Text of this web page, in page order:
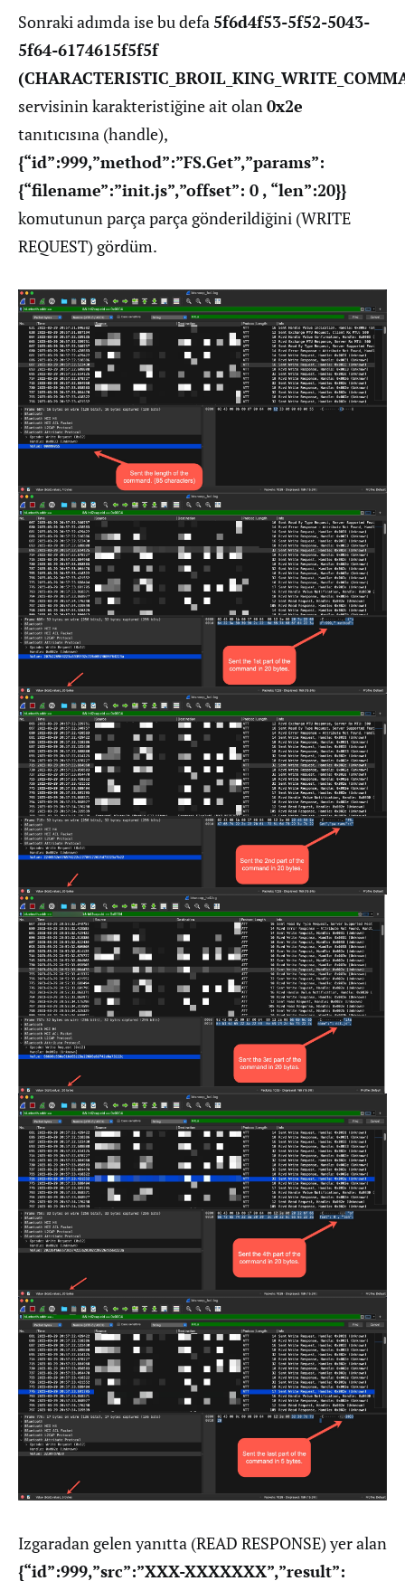
Sonraki adımda ise bu defa5f6d4f53-5f52-5043-
5f64-6174615f5f5f
servisinin karakteristiğine ait olan0x2e
tanıtıcısına (handle),
{“id”:999,”method”:”FS.Get”,”params”:
{“filename”:”init.js”,”offset”: 0 , “len”:20}}
komutunun parça parça gönderildiğini (WRITE
REQUEST) gördüm.
Izgaradan gelen yanıtta (READ RESPONSE) yer alan
{“id”:999,”src”:”XXX-XXXXXXX”,”result”: